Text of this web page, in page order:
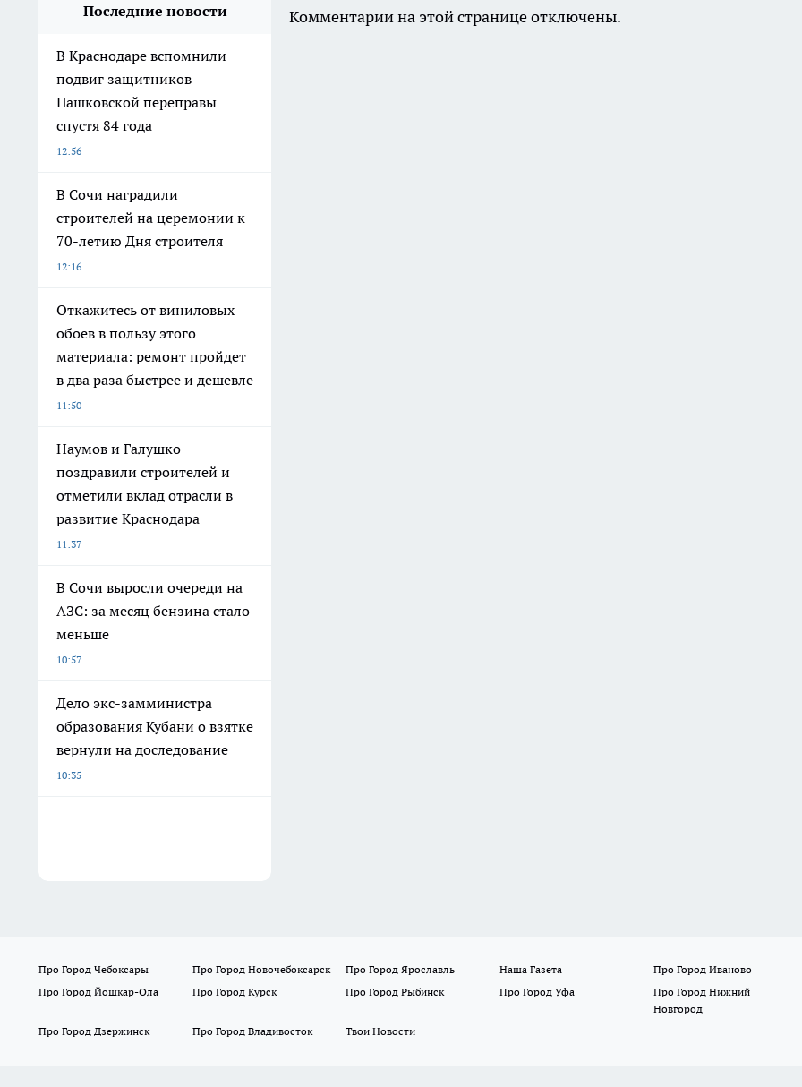
Последние новости
В Краснодаре вспомнили
подвиг защитников
Пашковской переправы
спустя 84 года
12:56
В Сочи наградили
строителей на церемонии к
70-летию Дня строителя
12:16
Откажитесь от виниловых
обоев в пользу этого
материала: ремонт пройдет
в два раза быстрее и дешевле
11:50
Наумов и Галушко
поздравили строителей и
отметили вклад отрасли в
развитие Краснодара
11:37
В Сочи выросли очереди на
АЗС: за месяц бензина стало
меньше
10:57
Дело экс-замминистра
образования Кубани о взятке
вернули на доследование
10:35
Комментарии на этой странице отключены.
Про Город Чебоксары Про Город Новочебоксарск Про Город Ярославль Наша Газета
Про Город Иваново
Про Город Йошкар-Ола
Про Город Курск Про Город Рыбинск Про Город Уфа
Про Город Нижний
Новгород
Про Город Дзержинск
Про Город Владивосток Твои Новости